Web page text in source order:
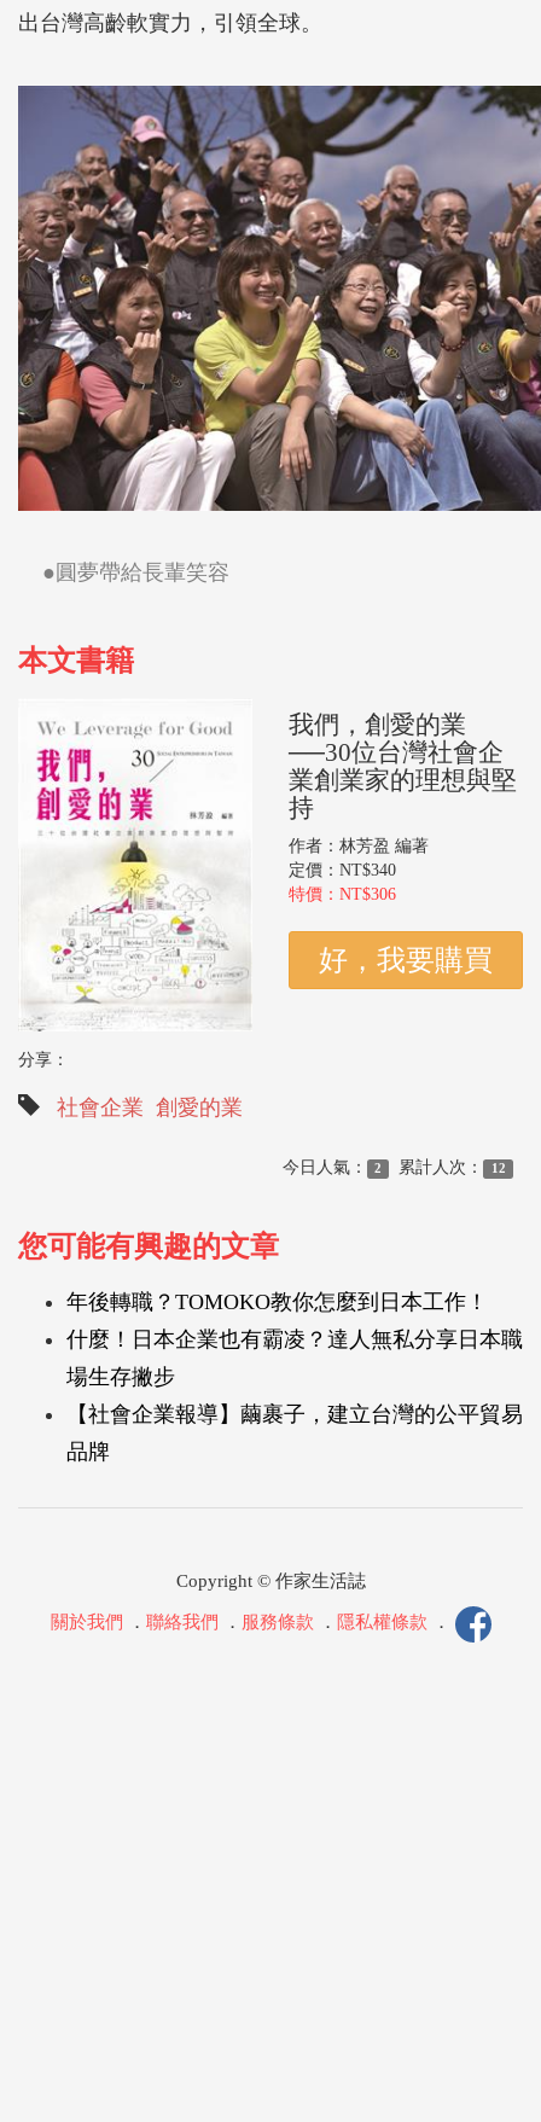
出台灣高齡軟實力，引領全球。
●圓夢帶給長輩笑容
本文書籍
我們，創愛的業
──30位台灣社會企
業創業家的理想與堅
持
作者：林芳盈 編著
定價：NT$340
特價：NT$306
分享：
社會企業 創愛的業
今日人氣： 2 累計人次： 12
您可能有興趣的文章
年後轉職？TOMOKO教你怎麼到日本工作！
什麼！日本企業也有霸凌？達人無私分享日本職
場生存撇步
【社會企業報導】繭裹子，建立台灣的公平貿易
品牌
Copyright © 作家生活誌
關於我們 ． 聯絡我們 ． 服務條款 ． 隱私權條款 ．